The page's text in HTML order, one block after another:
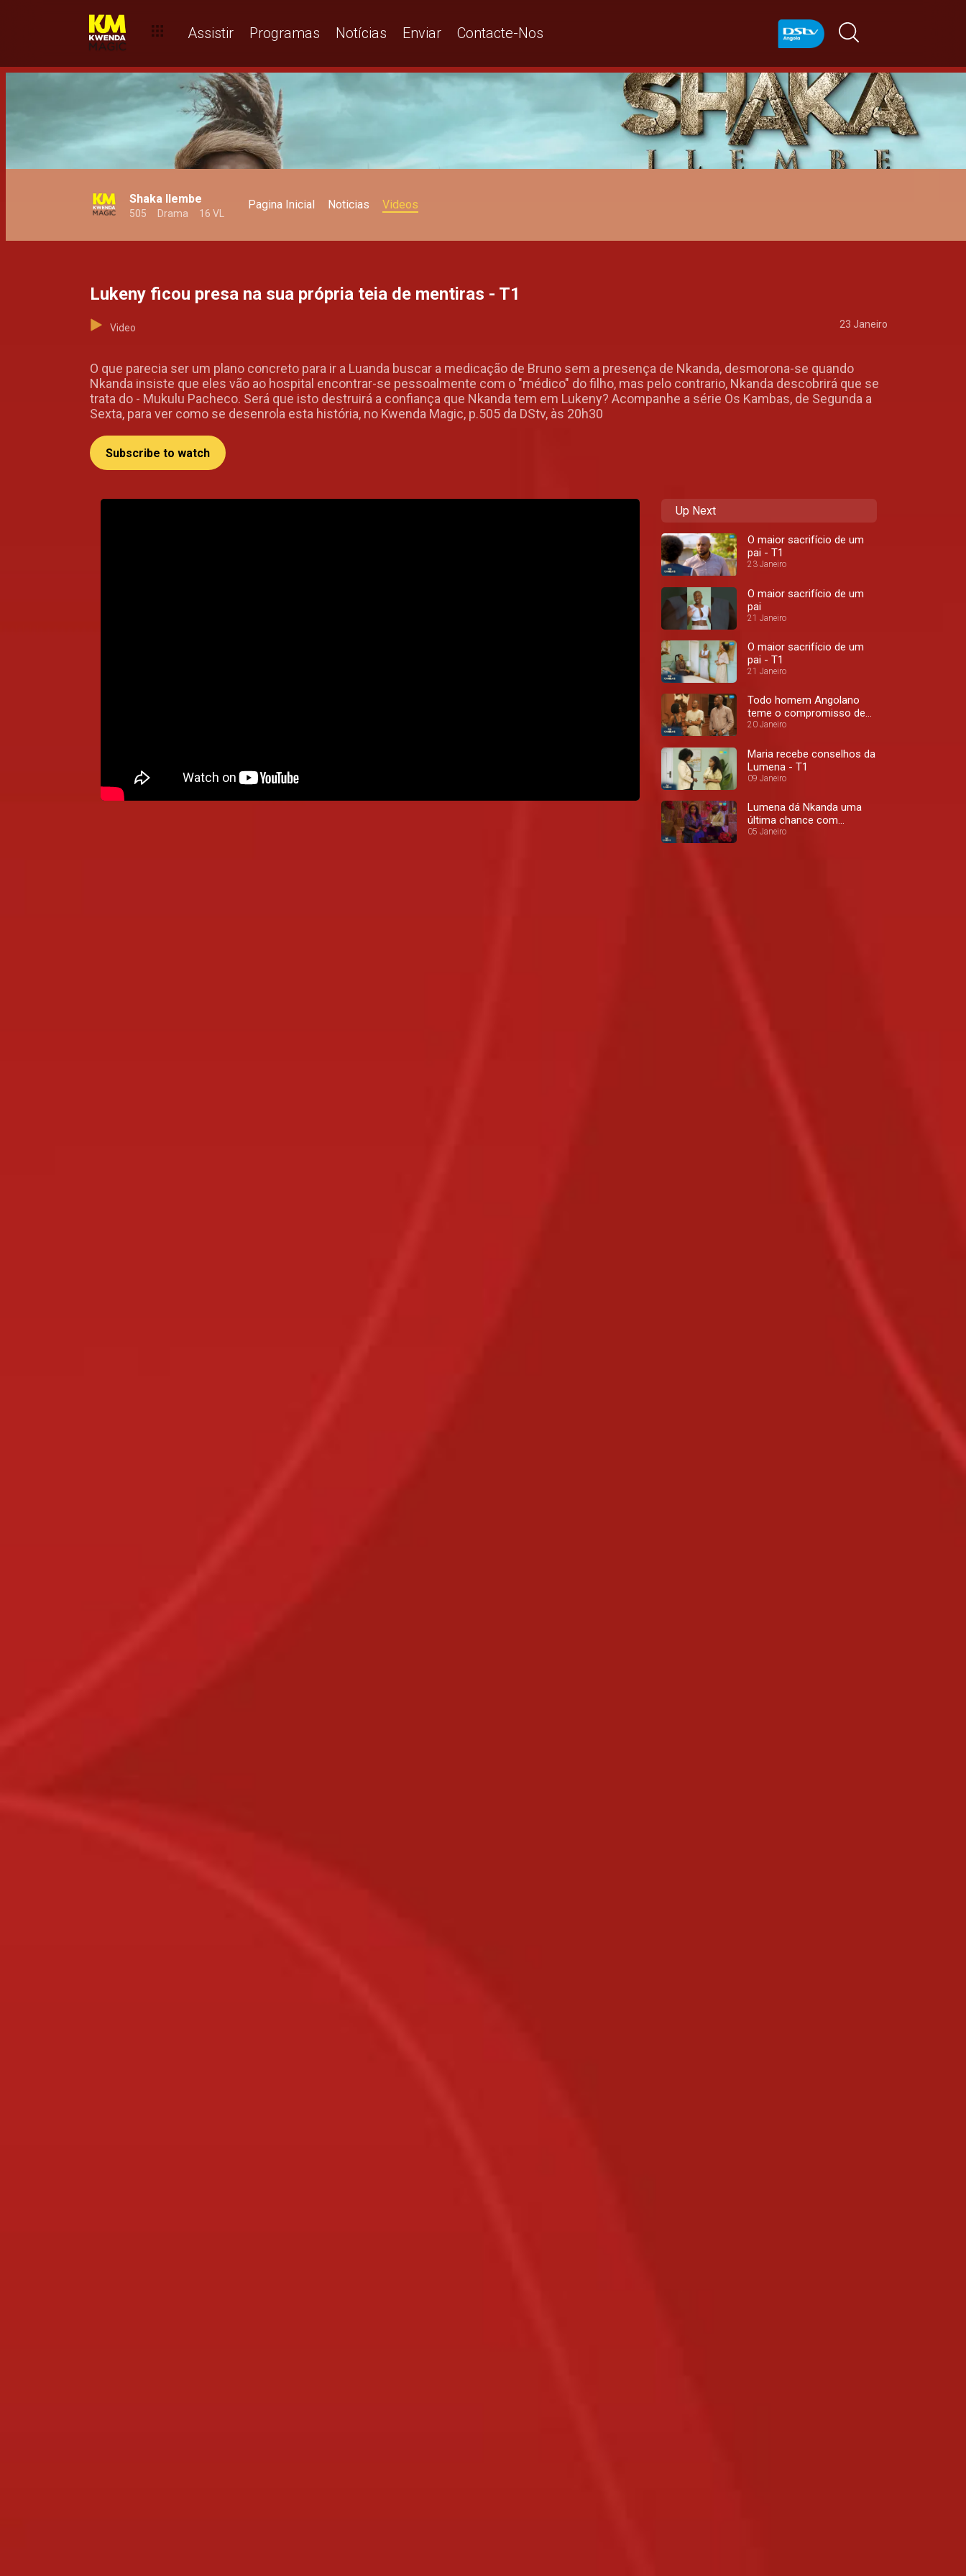
Assistir Programas Notícias Enviar Contacte-Nos
Shaka Ilembe
505 Drama 16 VL
Pagina Inicial Noticias Videos
Lukeny ficou presa na sua própria teia de mentiras - T1
Video 23 Janeiro
O que parecia ser um plano concreto para ir a Luanda buscar a medicação de Bruno sem a presença de Nkanda, desmorona-se quando
Nkanda insiste que eles vão ao hospital encontrar-se pessoalmente com o "médico" do filho, mas pelo contrario, Nkanda descobrirá que se
trata do - Mukulu Pacheco. Será que isto destruirá a confiança que Nkanda tem em Lukeny? Acompanhe a série Os Kambas, de Segunda a
Sexta, para ver como se desenrola esta história, no Kwenda Magic, p.505 da DStv, às 20h30
Subscribe to watch
Up Next
O maior sacrifício de um
pai - T1
23 Janeiro
O maior sacrifício de um
pai
21 Janeiro
O maior sacrifício de um
pai - T1
21 Janeiro
Todo homem Angolano
teme o compromisso de
uma relação - T1
20 Janeiro
Maria recebe conselhos da
Lumena - T1
09 Janeiro
Lumena dá Nkanda uma
última chance com
ultimatos - T1
05 Janeiro